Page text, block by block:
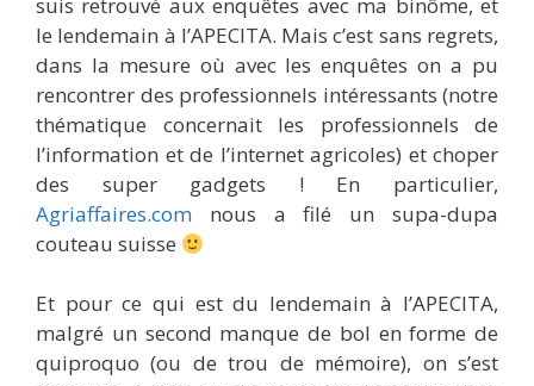
le lendemain à l’APECITA. Mais c’est sans regrets,
dans la mesure où avec les enquêtes on a pu
rencontrer des professionnels intéressants (notre
thématique concernait les professionnels de
l’information et de l’internet agricoles) et choper
des super gadgets ! En particulier,
Agriaffaires.com nous a filé un supa-dupa
couteau suisse
Et pour ce qui est du lendemain à l’APECITA,
malgré un second manque de bol en forme de
quiproquo (ou de trou de mémoire), on s’est